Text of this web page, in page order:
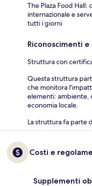
The Plaza Food
internazionale e
tutti i giorni
Riconoscimenti
Struttura con
Questa struttura
che monitora
elementi: ambiente,
economia locale.
La struttura fa parte
Costi e
Supplementi